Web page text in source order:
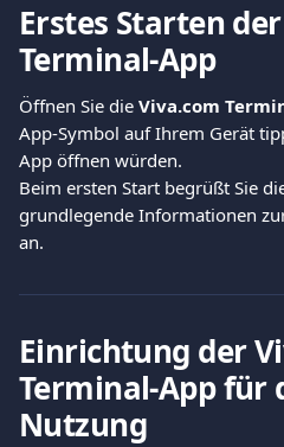
Erstes Starten
Terminal-App
Öffnen Sie die Viva.com
App-Symbol auf Ihrem Gerät
App öffnen würden.
Beim ersten Start begrüßt Sie
grundlegende Informationen
an.
Einrichtung der
Terminal-App für
Nutzung